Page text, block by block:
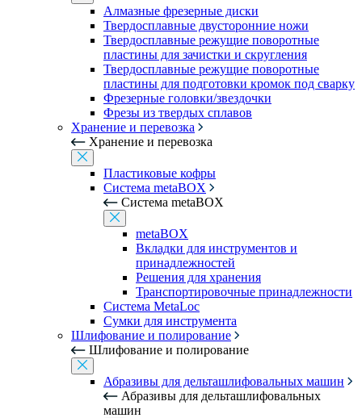
Алмазные фрезерные диски
Твердосплавные двусторонние ножи
Твердосплавные режущие поворотные
пластины для зачистки и скругления
Твердосплавные режущие поворотные
пластины для подготовки кромок под сварку
Фрезерные головки/звездочки
Фрезы из твердых сплавов
Хранение и перевозка
Хранение и перевозка
Пластиковые кофры
Система metaBOX
Система metaBOX
metaBOX
Вкладки для инструментов и
принадлежностей
Решения для хранения
Транспортировочные принадлежности
Система MetaLoc
Сумки для инструмента
Шлифование и полирование
Шлифование и полирование
Абразивы для дельташлифовальных машин
Абразивы для дельташлифовальных
машин